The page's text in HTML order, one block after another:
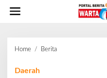
Home / Berita
Daerah